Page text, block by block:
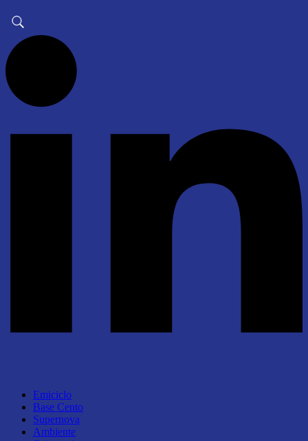
Emiciclo
Base Cento
Supernova
Ambiente